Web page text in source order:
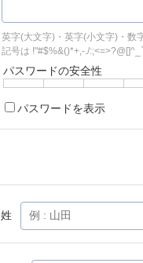
英字(大文字)・英字(小文字)・数
記号は !"#$%&()*+,-./
パスワードの安全性
パスワードを表示
姓